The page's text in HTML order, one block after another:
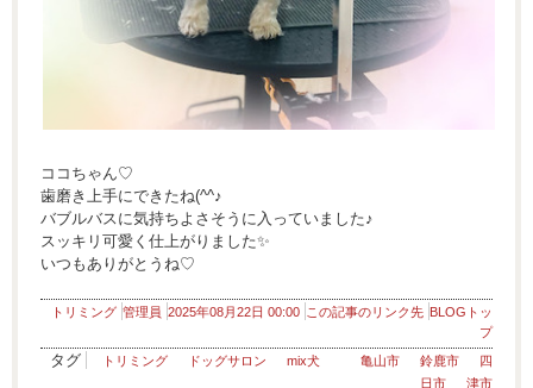
ココちゃん♡
歯磨き上手にできたね(^^♪
バブルバスに気持ちよさそうに入っていました♪
スッキリ可愛く仕上がりました✨
いつもありがとうね♡
トリミング 管理員 2025年08月22日 00:00 この記事のリンク先 BLOGトッ
プ
タグ トリミング ドッグサロン mix犬 亀山市 鈴鹿市
四
日市
津市